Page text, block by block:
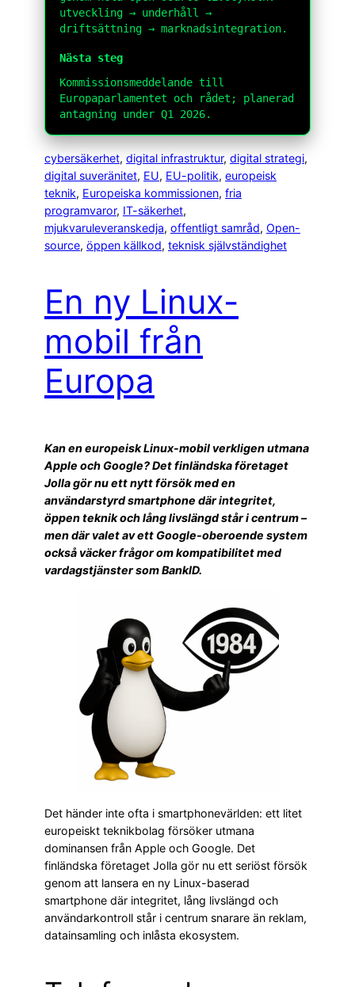
utveckling → underhåll →
driftsättning → marknadsintegration.
Nästa steg
Kommissionsmeddelande till
Europaparlamentet och rådet; planerad
antagning under Q1 2026.
cybersäkerhet, digital infrastruktur, digital strategi
digital suveränitet, EU, EU-politik, europeisk
teknik, Europeiska kommissionen, fria
programvaror, IT-säkerhet
mjukvaruleveranskedja, offentligt samråd, Open-
source, öppen källkod, teknisk självständighet
En ny Linux-
mobil från
Europa
Kan en europeisk Linux-mobil verkligen utmana
Apple och Google? Det finländska företaget
Jolla gör nu ett nytt försök med en
användarstyrd smartphone där integritet,
öppen teknik och lång livslängd står i centrum –
men där valet av ett Google-oberoende system
också väcker frågor om kompatibilitet med
vardagstjänster som BankID.
Det händer inte ofta i smartphonevärlden: ett litet
europeiskt teknikbolag försöker utmana
dominansen från Apple och Google. Det
finländska företaget Jolla gör nu ett seriöst försök
genom att lansera en ny Linux-baserad
smartphone där integritet, lång livslängd och
användarkontroll står i centrum snarare än reklam,
datainsamling och inlåsta ekosystem.